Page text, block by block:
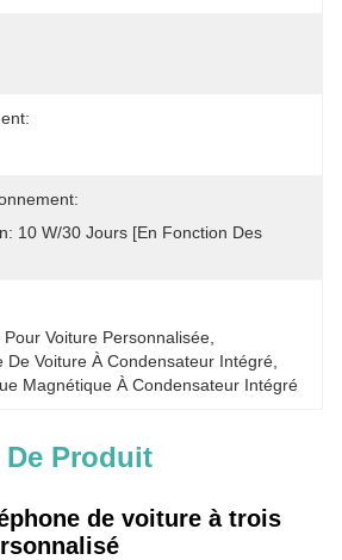
10 W/30 Jours [en Fonction Des
Voiture Personnalisée
De Voiture À Condensateur Intégré
Magnétique À Condensateur Intégré
Produit
de voiture à trois